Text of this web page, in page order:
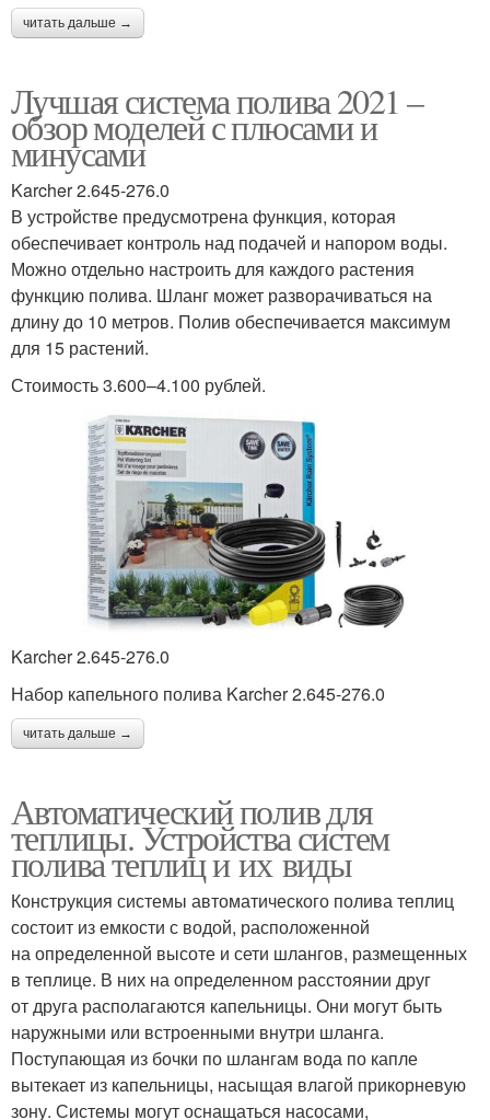
читать дальше →
Лучшая система полива 2021 –
обзор моделей с плюсами и
минусами
Karcher 2.645-276.0
В устройстве предусмотрена функция, которая
обеспечивает контроль над подачей и напором воды.
Можно отдельно настроить для каждого растения
функцию полива. Шланг может разворачиваться на
длину до 10 метров. Полив обеспечивается максимум
для 15 растений.
Стоимость 3.600–4.100 рублей.
Karcher 2.645-276.0
Набор капельного полива Karcher 2.645-276.0
читать дальше →
Автоматический полив для
теплицы. Устройства систем
полива теплиц и их виды
Конструкция системы автоматического полива теплиц
состоит из емкости с водой, расположенной
на определенной высоте и сети шлангов, размещенных
в теплице. В них на определенном расстоянии друг
от друга располагаются капельницы. Они могут быть
наружными или встроенными внутри шланга.
Поступающая из бочки по шлангам вода по капле
вытекает из капельницы, насыщая влагой прикорневую
зону. Системы могут оснащаться насосами,